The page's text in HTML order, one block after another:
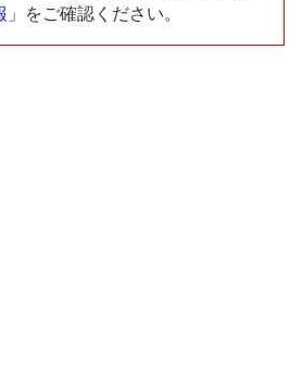
a
」をご確認ください。